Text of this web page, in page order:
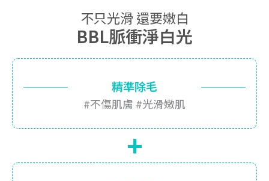
不只光滑 還要嫩白
BBL脈衝淨白光
精準除毛
#不傷肌膚 #光滑嫩肌
+